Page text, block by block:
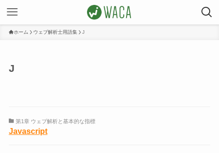
ホーム ウェブ解析士用語集 J
J
第1章 ウェブ解析と基本的な指標
Javascript